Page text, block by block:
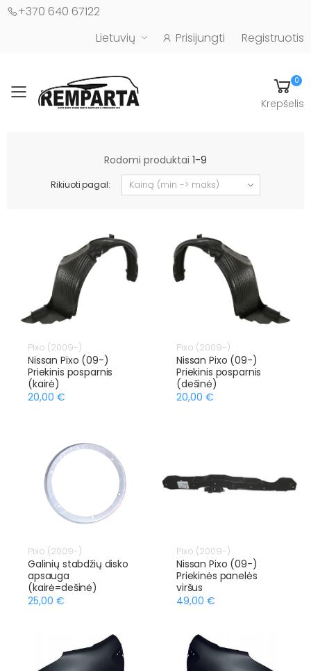
+370 640 67122
Lietuvių
Prisijungti Registruotis
Toggle mobile menu
0
Krepšelis
Rodomi produktai 1-9
Rikiuoti pagal:
Pixo (2009-)
Nissan Pixo (09-)
Priekinis posparnis
(kairė)
20,00 €
Pixo (2009-)
Nissan Pixo (09-)
Priekinis posparnis
(dešinė)
20,00 €
Pixo (2009-)
Galinių stabdžių disko
apsauga
(kairė=dešinė)
25,00 €
Pixo (2009-)
Nissan Pixo (09-)
Priekinės panelės
viršus
49,00 €